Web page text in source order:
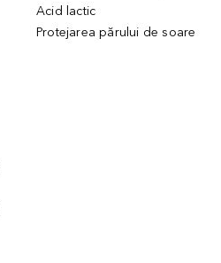
Acid lactic
Protejarea părului de soare